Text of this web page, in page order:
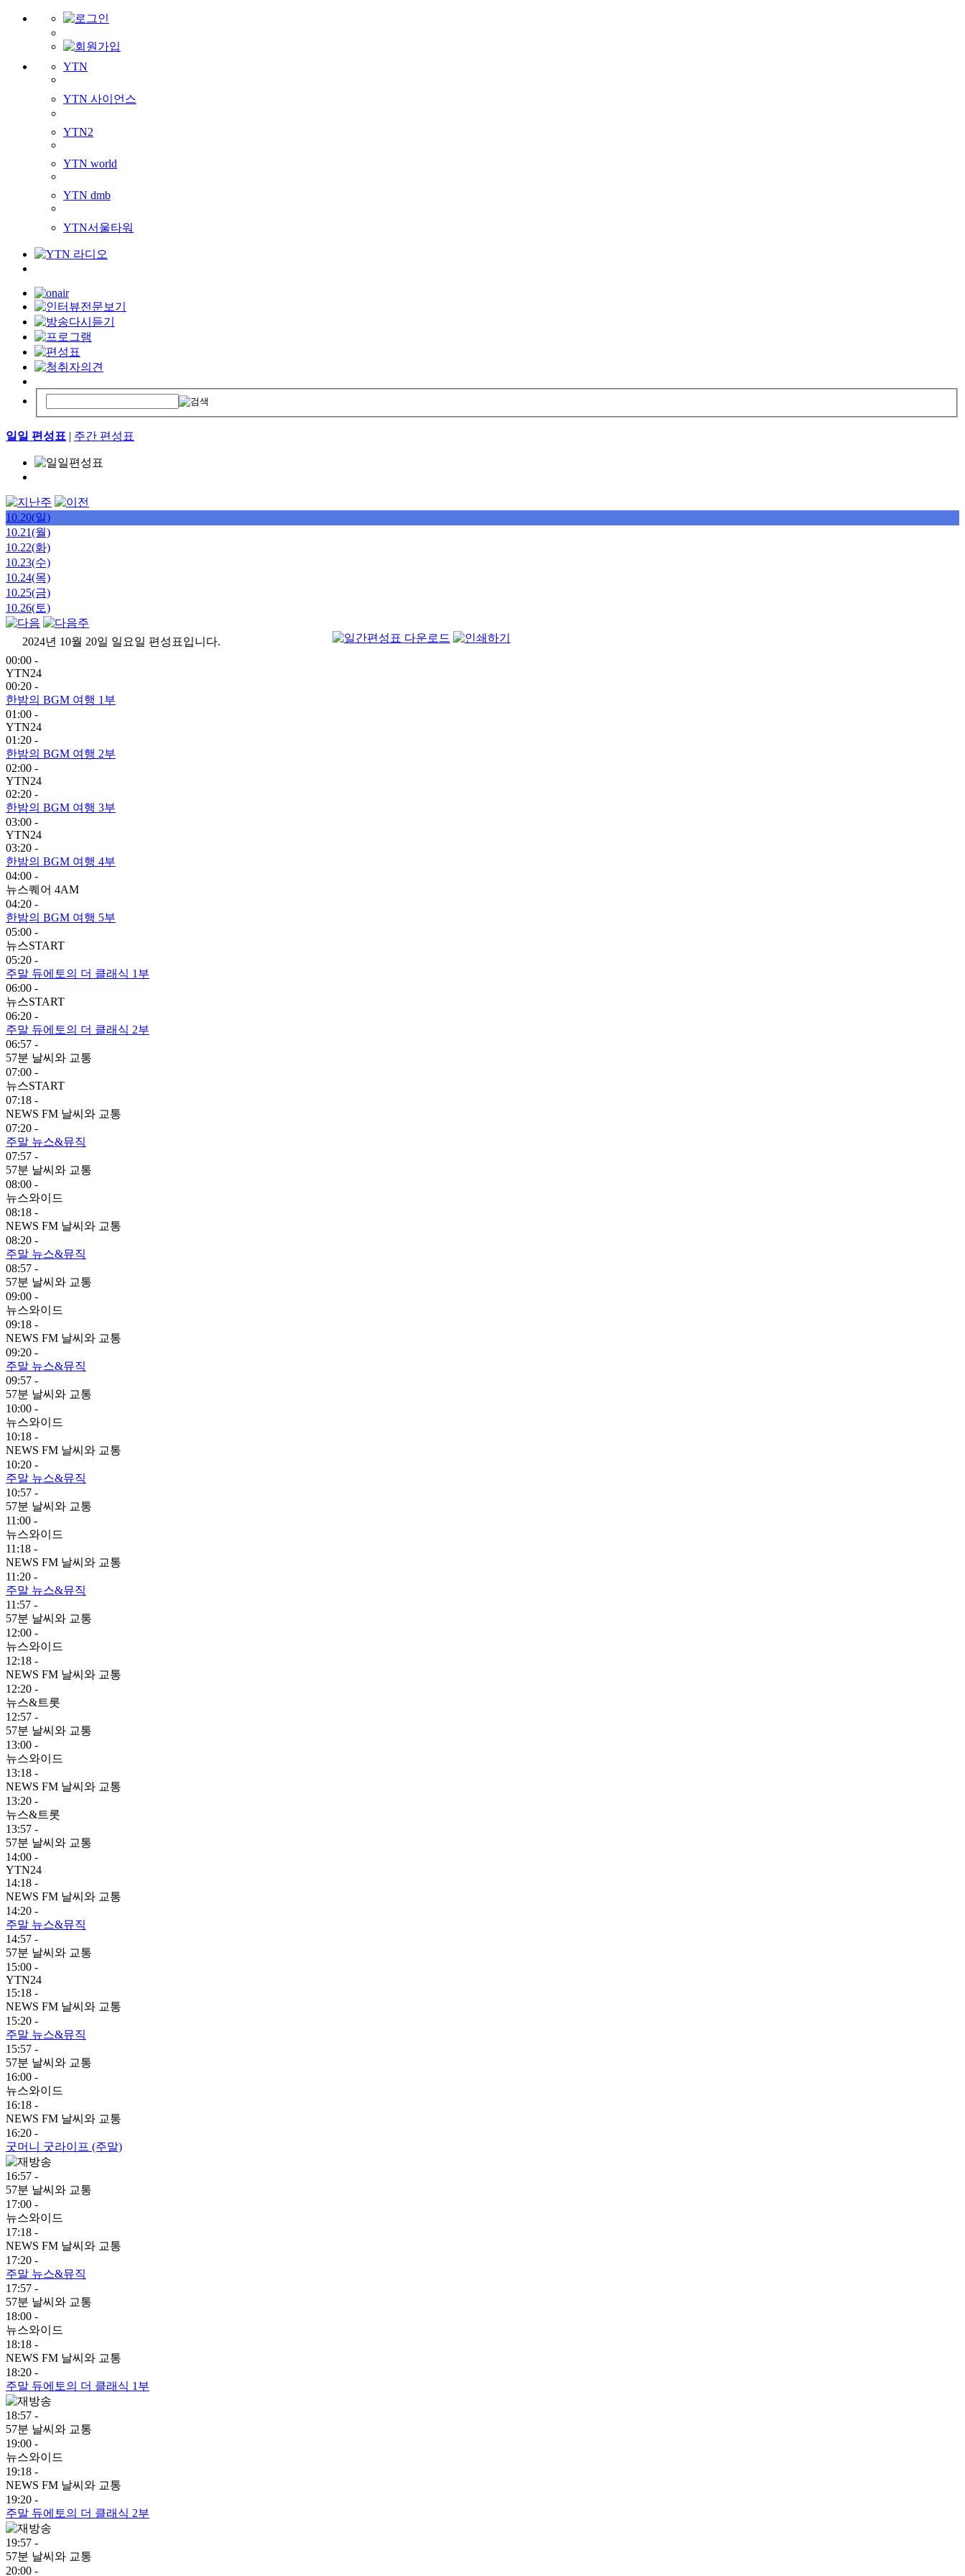
YTN
YTN 사이언스
YTN2
YTN world
YTN dmb
YTN서울타워
일일 편성표 | 주간 편성표
10.20(일)
10.21(월)
10.22(화)
10.23(수)
10.24(목)
10.25(금)
10.26(토)
2024년 10월 20일 일요일 편성표입니다.
00:00 -
YTN24
00:20 -
한밤의 BGM 여행 1부
01:00 -
YTN24
01:20 -
한밤의 BGM 여행 2부
02:00 -
YTN24
02:20 -
한밤의 BGM 여행 3부
03:00 -
YTN24
03:20 -
한밤의 BGM 여행 4부
04:00 -
뉴스퀘어 4AM
04:20 -
한밤의 BGM 여행 5부
05:00 -
뉴스START
05:20 -
주말 듀에토의 더 클래식 1부
06:00 -
뉴스START
06:20 -
주말 듀에토의 더 클래식 2부
06:57 -
57분 날씨와 교통
07:00 -
뉴스START
07:18 -
NEWS FM 날씨와 교통
07:20 -
주말 뉴스&뮤직
07:57 -
57분 날씨와 교통
08:00 -
뉴스와이드
08:18 -
NEWS FM 날씨와 교통
08:20 -
주말 뉴스&뮤직
08:57 -
57분 날씨와 교통
09:00 -
뉴스와이드
09:18 -
NEWS FM 날씨와 교통
09:20 -
주말 뉴스&뮤직
09:57 -
57분 날씨와 교통
10:00 -
뉴스와이드
10:18 -
NEWS FM 날씨와 교통
10:20 -
주말 뉴스&뮤직
10:57 -
57분 날씨와 교통
11:00 -
뉴스와이드
11:18 -
NEWS FM 날씨와 교통
11:20 -
주말 뉴스&뮤직
11:57 -
57분 날씨와 교통
12:00 -
뉴스와이드
12:18 -
NEWS FM 날씨와 교통
12:20 -
뉴스&트롯
12:57 -
57분 날씨와 교통
13:00 -
뉴스와이드
13:18 -
NEWS FM 날씨와 교통
13:20 -
뉴스&트롯
13:57 -
57분 날씨와 교통
14:00 -
YTN24
14:18 -
NEWS FM 날씨와 교통
14:20 -
주말 뉴스&뮤직
14:57 -
57분 날씨와 교통
15:00 -
YTN24
15:18 -
NEWS FM 날씨와 교통
15:20 -
주말 뉴스&뮤직
15:57 -
57분 날씨와 교통
16:00 -
뉴스와이드
16:18 -
NEWS FM 날씨와 교통
16:20 -
굿머니 굿라이프 (주말)
16:57 -
57분 날씨와 교통
17:00 -
뉴스와이드
17:18 -
NEWS FM 날씨와 교통
17:20 -
주말 뉴스&뮤직
17:57 -
57분 날씨와 교통
18:00 -
뉴스와이드
18:18 -
NEWS FM 날씨와 교통
18:20 -
주말 듀에토의 더 클래식 1부
18:57 -
57분 날씨와 교통
19:00 -
뉴스와이드
19:18 -
NEWS FM 날씨와 교통
19:20 -
주말 듀에토의 더 클래식 2부
19:57 -
57분 날씨와 교통
20:00 -